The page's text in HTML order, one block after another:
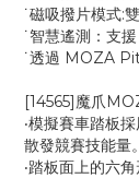
˙磁吸撥片模式:
˙智慧遙測：支援
˙透過 MOZA
[14565]魔爪
‧模擬賽車踏板
散發競賽技能量。
‧踏板面上的六